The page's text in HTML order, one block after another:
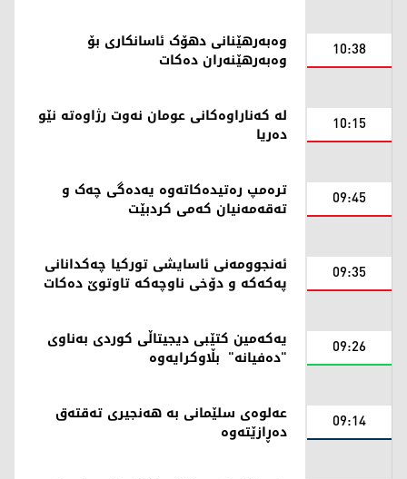
10:38 وەبەرهێنانی دهۆک ئاسانکاری بۆ
وەبەرهێنەران دەکات
10:15 لە کەناراوەکانی عومان نەوت رژاوەته‌ نێو
ده‌ریا
09:45 ترەمپ رەتیدەکاتەوە یەدەگی چەک و
تەقەمەنیان کەمی کردبێت
09:35 ئەنجوومەنی ئاسایشی تورکیا چەکدانانی
پەکەکە و دۆخی ناوچەکە تاوتوێ دەکات
09:26 یەکەمین کتێبی دیجیتاڵی کوردی بەناوی
"دەفیانە" بڵاوکرایەوە
09:14 عەلوەی سلێمانی بە هەنجیری تەقتەق
دەڕازێتەوە